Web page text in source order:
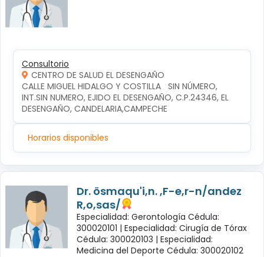
Consultorio
CENTRO DE SALUD EL DESENGAÑO
CALLE MIGUEL HIDALGO Y COSTILLA   SIN NÚMERO,
INT.SIN NUMERO, EJIDO EL DESENGAÑO, C.P.24346, EL
DESENGAÑO, CANDELARIA,CAMPECHE
Horarios disponibles
Dr. ösmaqu'i,n. ,F-e,r-n/andez
R,o,sas/
Especialidad: Gerontología Cédula:
300020101 | Especialidad: Cirugía de Tórax
Cédula: 300020103 | Especialidad:
Medicina del Deporte Cédula: 300020102